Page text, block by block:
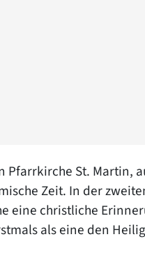
Pfarrkirche St. Martin,
Zeit. In der
eine christliche
als eine den